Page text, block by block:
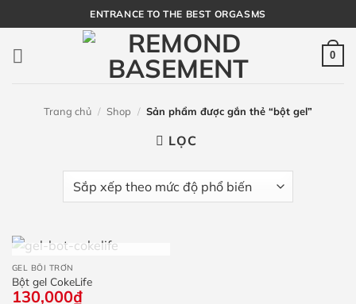
qua
nội
dung
ENTRANCE TO THE BEST ORGASMS
0
Trang chủ / Shop / Sản phẩm được gắn thẻ “bột gel”
LỌC
HẾT HÀNG
GEL BÔI TRƠN
Bột gel CokeLife
130,000₫